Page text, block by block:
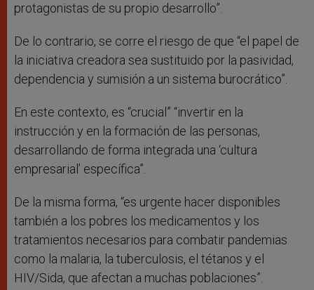
protagonistas de su propio desarrollo”.
De lo contrario, se corre el riesgo de que “el papel de
la iniciativa creadora sea sustituido por la pasividad,
dependencia y sumisión a un sistema burocrático”.
En este contexto, es “crucial” “invertir en la
instrucción y en la formación de las personas,
desarrollando de forma integrada una ‘cultura
empresarial’ específica”.
De la misma forma, “es urgente hacer disponibles
también a los pobres los medicamentos y los
tratamientos necesarios para combatir pandemias
como la malaria, la tuberculosis, el tétanos y el
HIV/Sida, que afectan a muchas poblaciones”.